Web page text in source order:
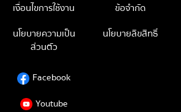
เงื่อนไขการใช้งาน
ข้อจำกัด
นโยบายความเป็น
ส่วนตัว
นโยบายลิขสิทธิ์
Facebook
Youtube